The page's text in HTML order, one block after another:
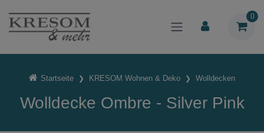
0
Startseite KRESOM Wohnen & Deko Wolldecken
Wolldecke Ombre - Silver Pink